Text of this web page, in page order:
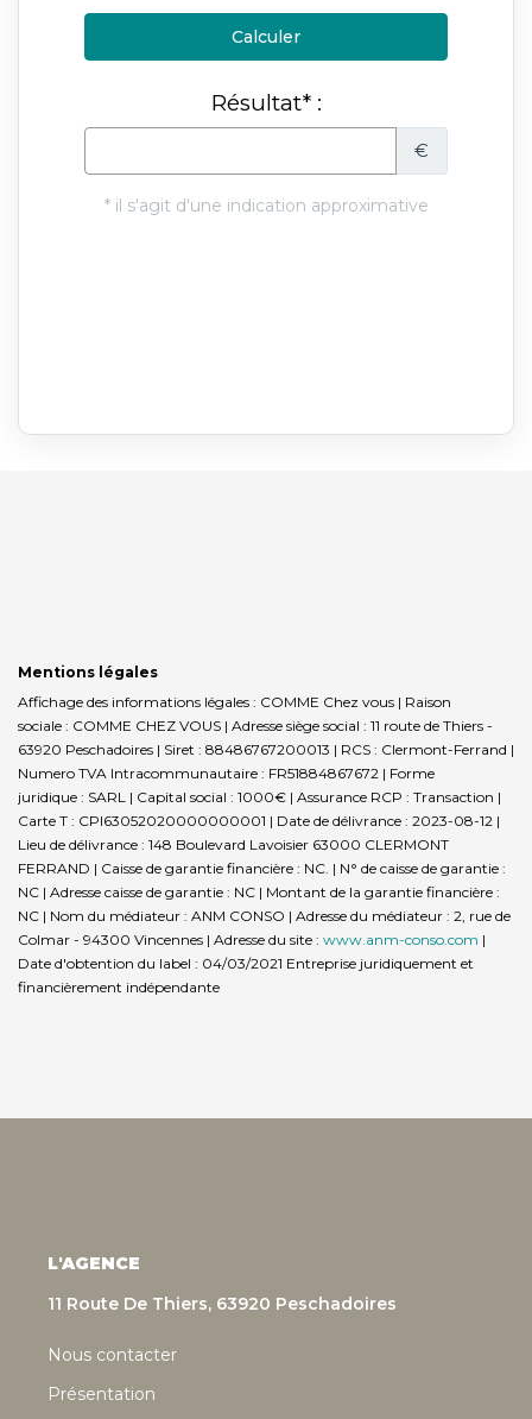
Mentions légales
Affichage des informations légales : COMME Chez vous | Raison
sociale : COMME CHEZ VOUS | Adresse siège social : 11 route de Thiers -
63920 Peschadoires | Siret : 88486767200013 | RCS : Clermont-Ferrand |
Numero TVA Intracommunautaire : FR51884867672 | Forme
juridique : SARL | Capital social : 1000€ | Assurance RCP : Transaction |
Carte T : CPI63052020000000001 | Date de délivrance : 2023-08-12 |
Lieu de délivrance : 148 Boulevard Lavoisier 63000 CLERMONT
FERRAND | Caisse de garantie financière : NC. | N° de caisse de garantie :
NC | Adresse caisse de garantie : NC | Montant de la garantie financière :
NC | Nom du médiateur : ANM CONSO | Adresse du médiateur : 2, rue de
Colmar - 94300 Vincennes | Adresse du site : www.anm-conso.com |
Date d'obtention du label : 04/03/2021 Entreprise juridiquement et
financièrement indépendante
L'AGENCE
11 Route De Thiers, 63920 Peschadoires
Nous contacter
Présentation